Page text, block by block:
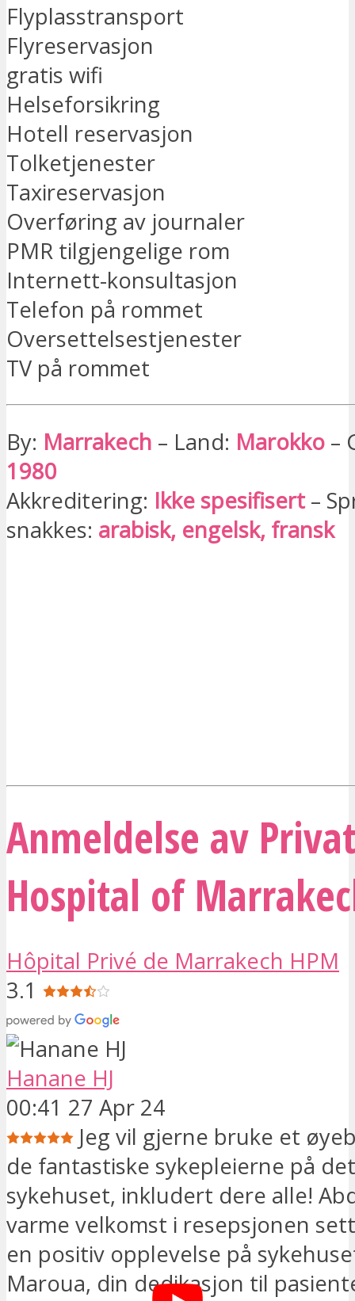
Flyplasstransport
Flyreservasjon
gratis wifi
Helseforsikring
Hotell reservasjon
Tolketjenester
Taxireservasjon
Overføring av journaler
PMR tilgjengelige rom
Internett-konsultasjon
Telefon på rommet
Oversettelsestjenester
TV på rommet
By: Marrakech – Land: Marokko –
1980
Akkreditering: Ikke spesifisert –
snakkes: arabisk, engelsk, fransk
Anmeldelse av
Hospital of
Hôpital Privé de Marrakech HPM
3.1
Hanane HJ
00:41 27 Apr 24
Jeg vil gjerne bruke et
de fantastiske sykepleierne på
sykehuset, inkludert dere alle!
varme velkomst i resepsjonen
en positiv opplevelse på
Maroua, din dedikasjon til